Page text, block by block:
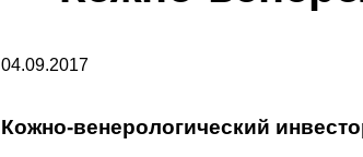
04.09.2017
Кожно-венерологический